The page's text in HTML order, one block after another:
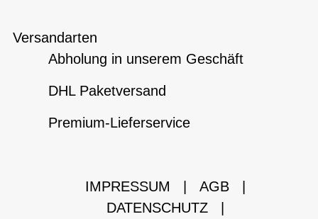
Versandarten
Abholung in unserem Geschäft
DHL Paketversand
Premium-Lieferservice
IMPRESSUM AGB
DATENSCHUTZ